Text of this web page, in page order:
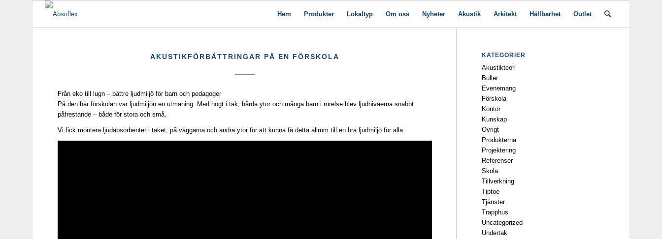
Hem Produkter Lokaltyp Om oss Nyheter Akustik Arkitekt Hållbarhet Outlet
AKUSTIKFÖRBÄTTRINGAR PÅ EN FÖRSKOLA
Från eko till lugn – bättre ljudmiljö för barn och pedagoger
På den här förskolan var ljudmiljön en utmaning. Med högt i tak, hårda ytor och många barn i rörelse blev ljudnivåerna snabbt
påfrestande – både för stora och små.
Vi fick montera ljudabsorbenter i taket, på väggarna och andra ytor för att kunna få detta allrum till en bra ljudmiljö för alla.
KATEGORIER
Akustikteori
Buller
Evenemang
Förskola
Kontor
Kunskap
Övrigt
Produkterna
Projektering
Referenser
Skola
Tillverkning
Tiptoe
Tjänster
Trapphus
Uncategorized
Undertak